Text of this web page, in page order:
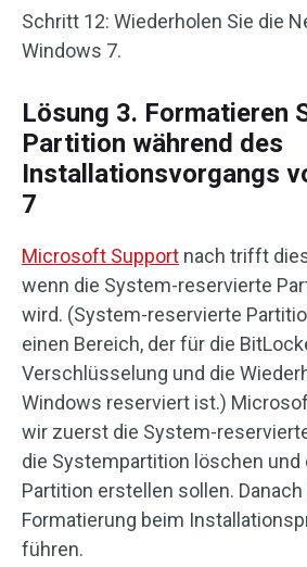
Schritt 12: Wiederholen Sie die
Windows 7.
Lösung 3. Formatieren
Partition während des
Installationsvorgangs
7
Microsoft Support nach trifft
wenn die System-reservierte
wird. (System-reservierte
einen Bereich, der für die
Verschlüsselung und die
Windows reserviert ist.)
wir zuerst die System-
die Systempartition löschen und
Partition erstellen sollen.
Formatierung beim
führen.